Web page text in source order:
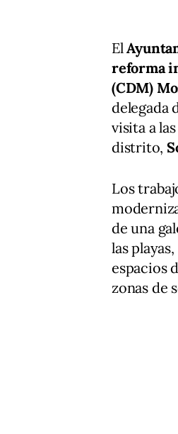
El
reforma
(CDM)
delegada
visita a
distrito,
Los
de una
las
espacios
zonas de